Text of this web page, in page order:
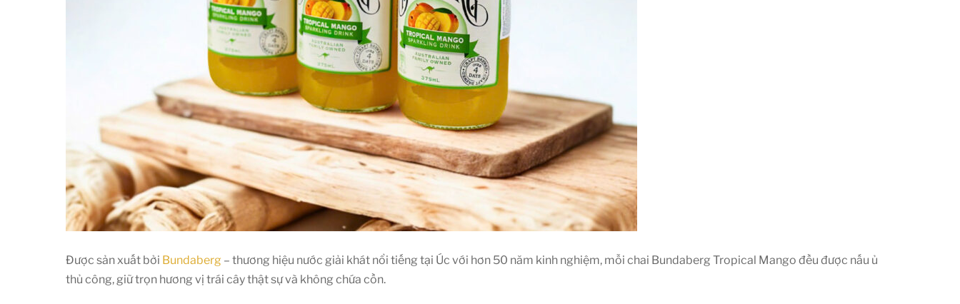
Được sản xuất bởi Bundaberg – thương hiệu nước giải khát nổi tiếng tại Úc với hơn 50 năm kinh nghiệm, mỗi chai Bundaberg Tropical Mango đều được nấu ủ
thủ công, giữ trọn hương vị trái cây thật sự và không chứa cồn.